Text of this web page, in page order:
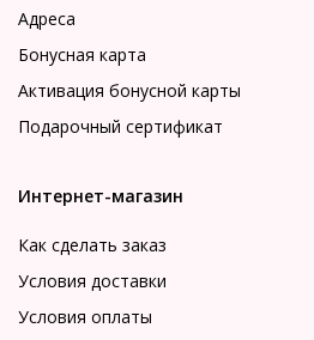
Адреса
Бонусная карта
Активация бонусной карты
Подарочный сертификат
Интернет-магазин
Как сделать заказ
Условия доставки
Условия оплаты